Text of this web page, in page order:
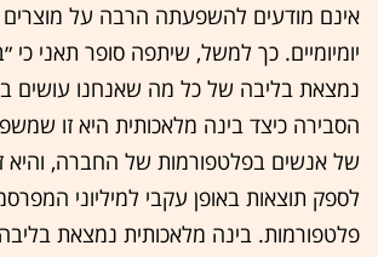
אינם מודעים להשפעתה הרבה על מוצרים
יומיומיים. כך למשל, שיתפה סופר תאני כי
הסבירה כיצד בינה מלאכותית היא זו
של אנשים בפלטפורמות של החברה, והיא
לספק תוצאות באופן עקבי למיליוני
פלטפורמות. בינה מלאכותית נמצאת